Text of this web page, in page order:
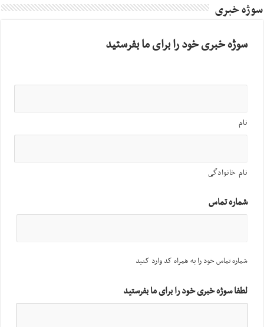
سوژه خبری
سوژه خبری خود را برای ما بفرستید
نام
نام خانوادگی
شماره تماس
شماره تماس خود را به همراه کد وارد کنید
لطفا سوژه خبری خود را برای ما بفرستید